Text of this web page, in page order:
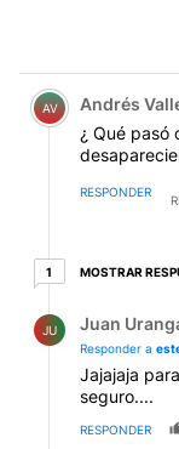
Comentario de
AV Andrés
¿ Qué pasó
RESPONDER
11 respuesta
MOSTRAR
JU Juan
Responder a
Jajajaja
seguro....
RESPONDER